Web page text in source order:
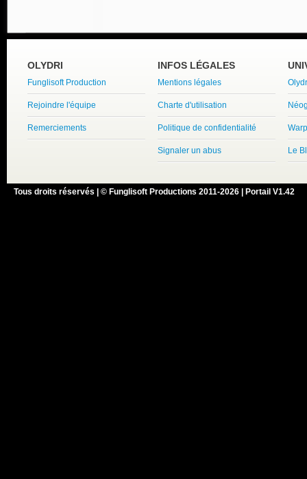
OLYDRI
Funglisoft Production
Rejoindre l'équipe
Remerciements
INFOS LÉGALES
Mentions légales
Charte d'utilisation
Politique de confidentialité
Signaler un abus Le
Tous droits réservés | © Funglisoft Productions 2011-2026 | Portail V1.42